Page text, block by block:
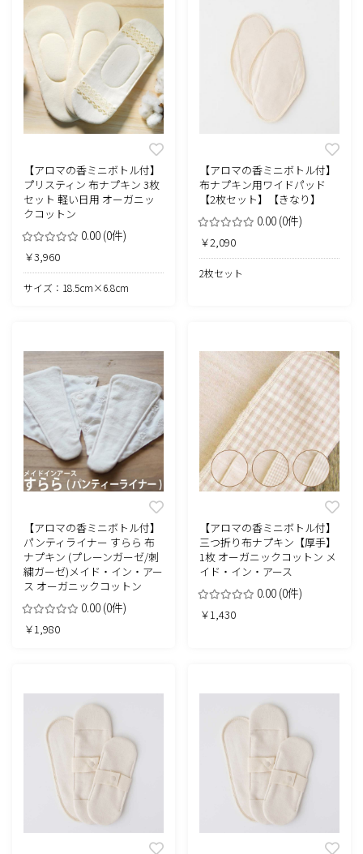
【アロマの香ミニボトル付】
プリスティン 布ナプキン 3枚
セット 軽い日用 オーガニッ
クコットン
0.00 (0件)
￥3,960
サイズ：18.5cm×6.8cm
【アロマの香ミニボトル付】
布ナプキン用ワイドパッド
【2枚セット】【きなり】
0.00 (0件)
￥2,090
2枚セット
【アロマの香ミニボトル付】
パンティライナー すらら 布
ナプキン (プレーンガーゼ/刺
繍ガーゼ)メイド・イン・アー
ス オーガニックコットン
0.00 (0件)
￥1,980
【アロマの香ミニボトル付】
三つ折り布ナプキン【厚手】
1枚 オーガニックコットン メ
イド・イン・アース
0.00 (0件)
￥1,430